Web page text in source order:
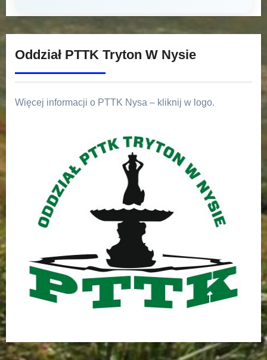
Oddział PTTK Tryton W Nysie
Więcej informacji o PTTK Nysa – kliknij w logo.